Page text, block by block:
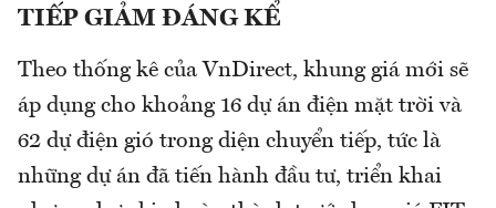
TIẾP GIẢM ĐÁNG KỂ
Theo thống kê của VnDirect, khung giá mới sẽ
áp dụng cho khoảng 16 dự án điện mặt trời và
62 dự điện gió trong diện chuyển tiếp, tức là
những dự án đã tiến hành đầu tư, triển khai